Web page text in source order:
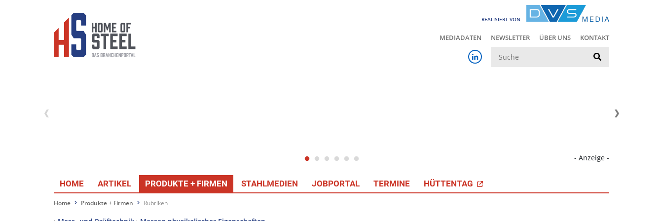
REALISIERT VON
MEDIADATEN NEWSLETTER ÜBER UNS KONTAKT
- Anzeige -
HOME ARTIKEL PRODUKTE + FIRMEN STAHLMEDIEN JOBPORTAL TERMINE HÜTTENTAG
Home Produkte + Firmen Rubriken